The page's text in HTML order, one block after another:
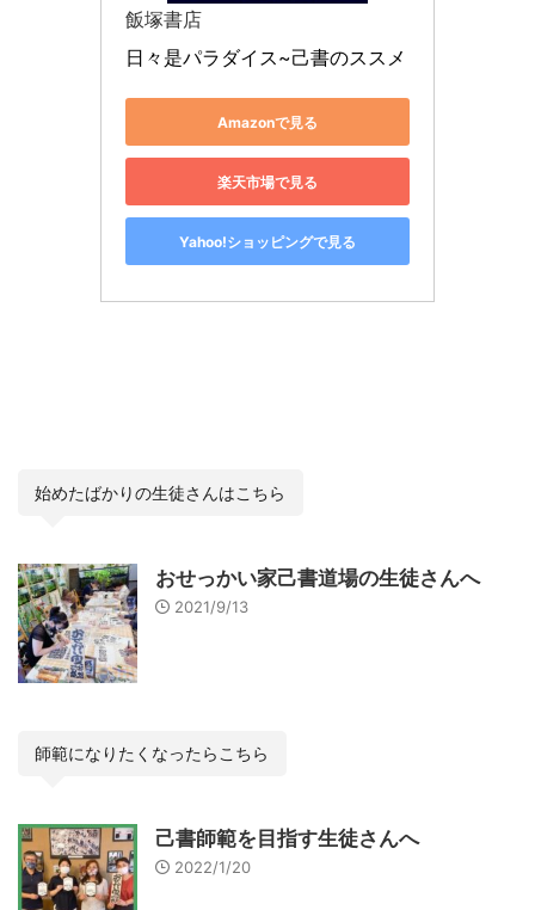
飯塚書店
日々是パラダイス~己書のススメ
Amazonで見る
楽天市場で見る
Yahoo!ショッピングで見る
始めたばかりの生徒さんはこちら
おせっかい家己書道場の生徒さんへ
2021/9/13
師範になりたくなったらこちら
己書師範を目指す生徒さんへ
2022/1/20